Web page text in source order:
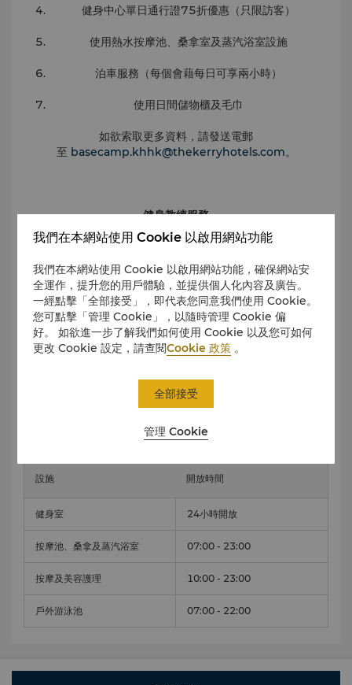
健身中心單日通行證75折優惠（只限訪客）
使用熱水按摩池、桑拿室及蒸汽浴室設施
泊車服務（每個會藉每日可享兩小時）
使用日間儲物櫃及毛巾
如欲索取更多資料，請發送電郵
至 basecamp.khhk@thekerryhotels.com。
健身教練服務
我們專業健身教練團隊會為來賓或會員，度身訂做合適的運動
計劃，助您達成個人目標。如有任何查詢或預約，歡迎親臨
Base Camp Kerry Sports 接待處或電郵
至 basecamp.khhk@thekerryhotels.com。
按此瀏覽 Base Camp 及 SWEAT 會員健身團體課程。
更衣室
衣室内設施，包括熱水按摩池、桑拿室及蒸汽浴室，同時亦會
提供毛巾、浴衣、儲物櫃、淋浴及一系列個人護理用品。
設施 開放時間
健身室 24小時開放
按摩池、桑拿及蒸汽浴室 07:00 - 23:00
按摩及美容護理 10:00 - 23:00
戶外游泳池 07:00 - 22:00
我們在本網站使用 Cookie 以啟用網站功能
我們在本網站使用 Cookie 以啟用網站功能，確保網站安
全運作，提升您的用戶體驗，並提供個人化內容及廣告。
一經點擊「全部接受」，即代表您同意我們使用 Cookie。
您可點擊「管理 Cookie」，以隨時管理 Cookie 偏
好。 如欲進一步了解我們如何使用 Cookie 以及您可如何
更改 Cookie 設定，請查閱Cookie 政策 。
管理 Cookie
全部接受